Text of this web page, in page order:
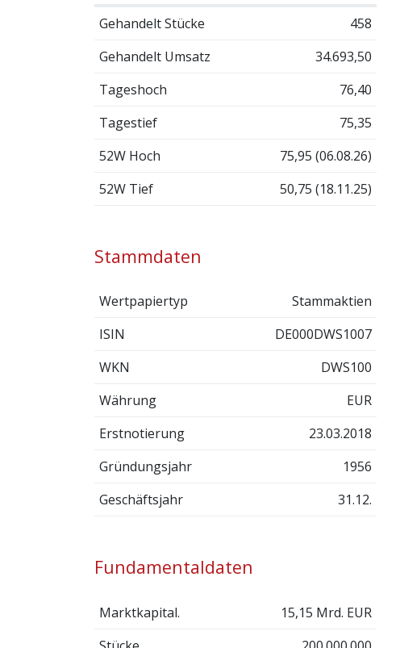
Gehandelt Stücke
458
Gehandelt Umsatz
34.693,50
Tageshoch
76,40
Tagestief
75,35
52W Hoch
75,95 (06.08.26)
52W Tief
50,75 (18.11.25)
Stammdaten
Wertpapiertyp
Stammaktien
ISIN
DE000DWS1007
WKN
DWS100
Währung
EUR
Erstnotierung
23.03.2018
Gründungsjahr
1956
Geschäftsjahr
31.12.
Fundamentaldaten
Marktkapital.
15,15 Mrd. EUR